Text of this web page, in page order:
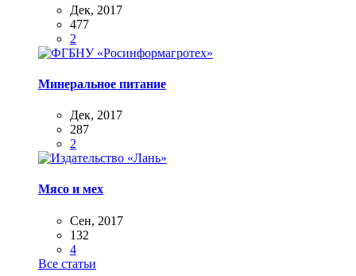
Дек, 2017
477
2
Минеральное питание
Дек, 2017
287
2
Мясо и мех
Сен, 2017
132
4
Все статьи